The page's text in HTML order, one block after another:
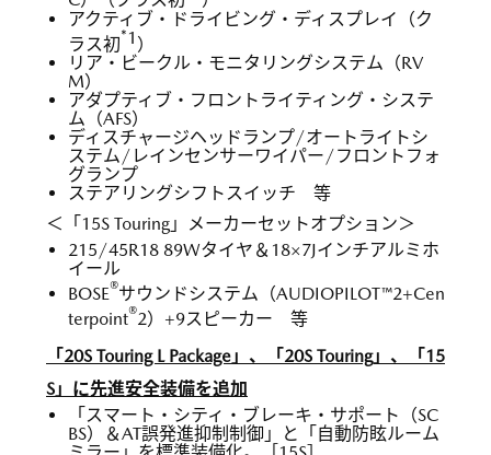
アクティブ・ドライビング・ディスプレイ（ク
ラス初*1 ）
リア・ビークル・モニタリングシステム（RV
M）
アダプティブ・フロントライティング・システ
ム（AFS）
ディスチャージヘッドランプ/オートライトシ
ステム/レインセンサーワイパー/フロントフォ
グランプ
ステアリングシフトスイッチ 等
＜「15S Touring」メーカーセットオプション＞
215/45R18 89Wタイヤ＆18×7Jインチアルミホ
イール
BOSE®サウンドシステム（AUDIOPILOT™2+Cen
terpoint®2）+9スピーカー 等
「20S Touring L Package」、「20S Touring」、「15
S」に先進安全装備を追加
「スマート・シティ・ブレーキ・サポート（SC
BS）＆AT誤発進抑制制御」と「自動防眩ルーム